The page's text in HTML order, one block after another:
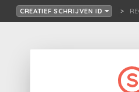
CREATIEF SCHRIJVEN ID